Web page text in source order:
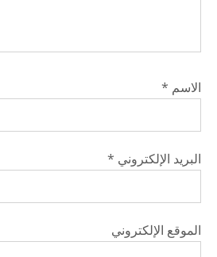
الاسم *
البريد الإلكتروني *
الموقع الإلكتروني